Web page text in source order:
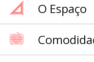
O Espaço